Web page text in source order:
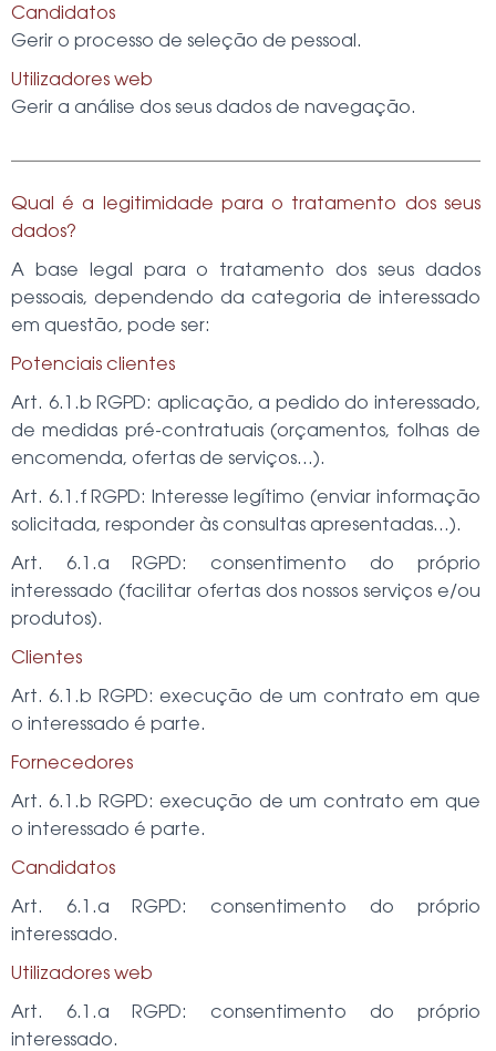
Candidatos
Gerir o processo de seleção de pessoal.
Utilizadores web
Gerir a análise dos seus dados de navegação.
Qual é a legitimidade para o tratamento dos seus
dados?
A base legal para o tratamento dos seus dados
pessoais, dependendo da categoria de interessado
em questão, pode ser:
Potenciais clientes
Art. 6.1.b RGPD: aplicação, a pedido do interessado,
de medidas pré-contratuais (orçamentos, folhas de
encomenda, ofertas de serviços…).
Art. 6.1.f RGPD: Interesse legítimo (enviar informação
solicitada, responder às consultas apresentadas…).
Art. 6.1.a RGPD: consentimento do próprio
interessado (facilitar ofertas dos nossos serviços e/ou
produtos).
Clientes
Art. 6.1.b RGPD: execução de um contrato em que
o interessado é parte.
Fornecedores
Art. 6.1.b RGPD: execução de um contrato em que
o interessado é parte.
Candidatos
Art. 6.1.a RGPD: consentimento do próprio
interessado.
Utilizadores web
Art. 6.1.a RGPD: consentimento do próprio
interessado.